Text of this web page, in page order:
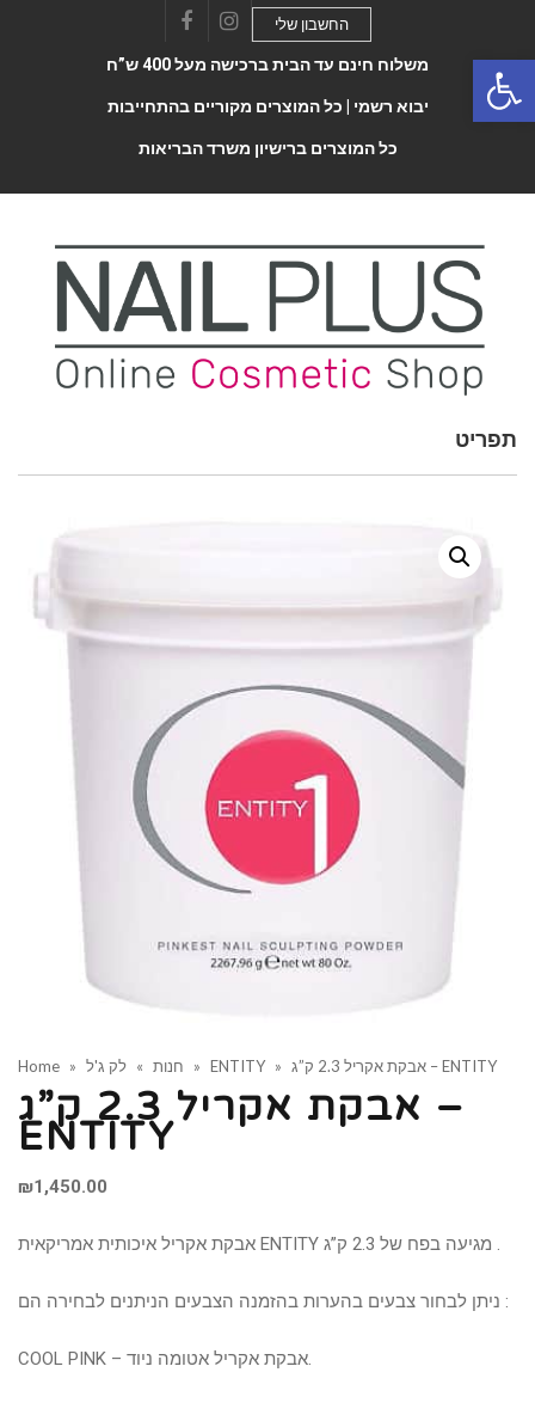
FacebookInstagram
החשבון שלי
משלוח חינם עד הבית ברכישה מעל 400 ש”ח
יבוא רשמי | כל המוצרים מקוריים בהתחייבות
כל המוצרים ברישיון משרד הבריאות
Toggle
תפריט
Home » חנות » לק ג'ל » ENTITY » אבקת אקריל 2.3 ק”ג – ENTITY
אבקת אקריל 2.3 ק”ג –
ENTITY
₪1,450.00
אבקת אקריל איכותית אמריקאית ENTITY מגיעה בפח של 2.3 ק”ג .
ניתן לבחור צבעים בהערות בהזמנה הצבעים הניתנים לבחירה הם :
COOL PINK – אבקת אקריל אטומה ניוד.